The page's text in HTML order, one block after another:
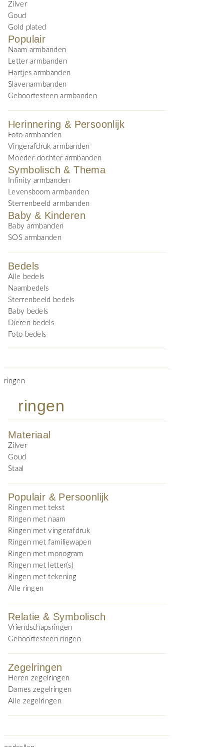
Zilver
Goud
Gold plated
Populair
Naam armbanden
Letter armbanden
Hartjes armbanden
Slavenarmbanden
Geboortesteen armbanden
Herinnering & Persoonlijk
Foto armbanden
Vingerafdruk armbanden
Moeder-dochter armbanden
Symbolisch & Thema
Infinity armbanden
Levensboom armbanden
Sterrenbeeld armbanden
Baby & Kinderen
Baby armbanden
SOS armbanden
Bedels
Alle bedels
Naambedels
Sterrenbeeld bedels
Baby bedels
Dieren bedels
Foto bedels
ringen
ringen
Materiaal
Zilver
Goud
Staal
Populair & Persoonlijk
Ringen met tekst
Ringen met naam
Ringen met vingerafdruk
Ringen met familiewapen
Ringen met monogram
Ringen met letter(s)
Ringen met tekening
Alle ringen
Relatie & Symbolisch
Vriendschapsringen
Geboortesteen ringen
Zegelringen
Heren zegelringen
Dames zegelringen
Alle zegelringen